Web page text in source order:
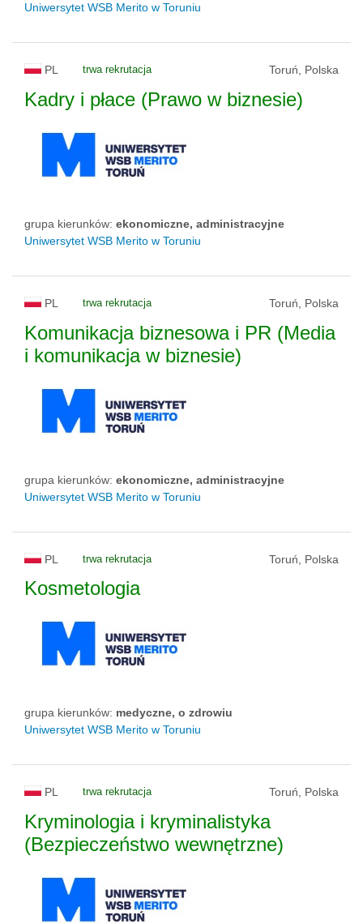
Uniwersytet WSB Merito w Toruniu
PL trwa rekrutacja Toruń, Polska
Kadry i płace (Prawo w biznesie)
grupa kierunków: ekonomiczne, administracyjne
Uniwersytet WSB Merito w Toruniu
PL trwa rekrutacja Toruń, Polska
Komunikacja biznesowa i PR (Media
i komunikacja w biznesie)
grupa kierunków: ekonomiczne, administracyjne
Uniwersytet WSB Merito w Toruniu
PL trwa rekrutacja Toruń, Polska
Kosmetologia
grupa kierunków: medyczne, o zdrowiu
Uniwersytet WSB Merito w Toruniu
PL trwa rekrutacja Toruń, Polska
Kryminologia i kryminalistyka
(Bezpieczeństwo wewnętrzne)